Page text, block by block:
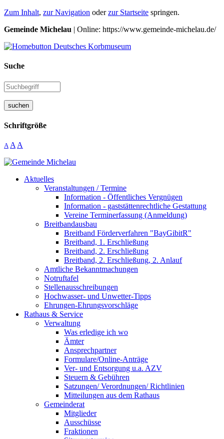
Zum Inhalt, zur Navigation oderzur Startseite springen.
Gemeinde Michelau | Online: https://www.gemeinde-michelau.de/
Suche
suchen
Schriftgröße
A A A
Aktuelles
Veranstaltungen / Termine
Information - Öffentliches Vergnügen
Information - gaststättenrechtliche Gestattung
Vereine Terminerfassung (Anmeldung)
Breitbandausbau
Breitband Förderverfahren "BayGibitR"
Breitband, 1. Erschließung
Breitband, 2. Erschließung
Breitband, 2. Erschließung, 2. Anlauf
Amtliche Bekanntmachungen
Notruftafel
Stellenausschreibungen
Hochwasser- und Unwetter-Tipps
Ehrungen-Ehrungsvorschläge
Rathaus & Service
Verwaltung
Was erledige ich wo
Ämter
Ansprechpartner
Formulare/Online-Anträge
Ver- und Entsorgung u.a. AZV
Steuern & Gebühren
Satzungen/ Verordnungen/ Richtlinien
Mitteilungen aus dem Rathaus
Gemeinderat
Mitglieder
Ausschüsse
Fraktionen